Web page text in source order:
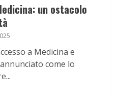
un ostacolo
a Medicina e
come lo